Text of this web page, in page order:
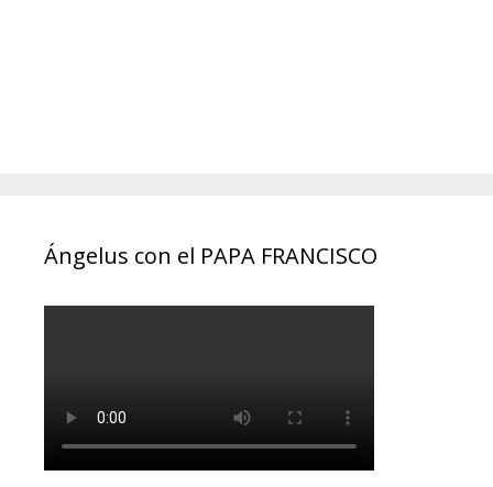
Ángelus con el PAPA FRANCISCO